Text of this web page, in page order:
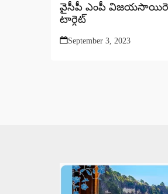
వైసీపీ ఎంపీ
టార్గెట్
September 3, 2023